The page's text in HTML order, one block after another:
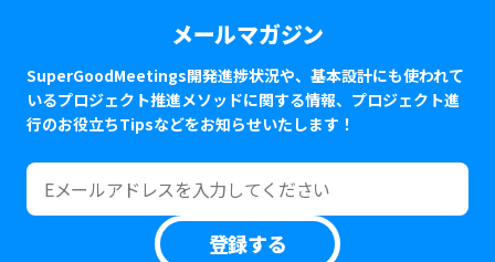
メールマガジン
SuperGoodMeetings開発進捗状況や、基本設計にも使われて
いるプロジェクト推進メソッドに関する情報、プロジェクト進
行のお役立ちTipsなどをお知らせいたします！
登録する